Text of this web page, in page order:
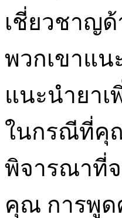
เชี่ยวชาญ
พวกเขาแ
แนะนำยา
ในกรณีที่คุ
พิจารณาที่
คุณ การพูด